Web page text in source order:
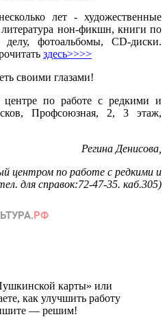
лет - художественные
нон-фикшн, книги по
фотоальбомы, CD-диски.
здесь>>>>
своими глазами!
по работе с редкими и
Профсоюзная, 2, 3 этаж,
Регина Денисова,
центром по работе с редкими и
для справок:72-47-35. каб.305)
карты» или
как улучшить работу
— решим!